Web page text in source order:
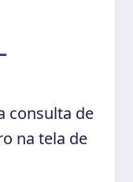
consulta de
na tela de